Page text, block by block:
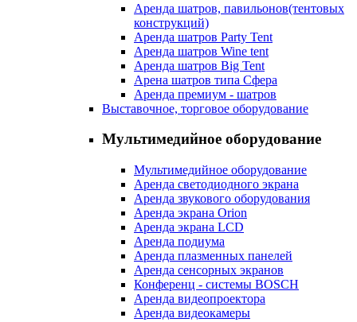
Аренда шатров, павильонов(тентовых
конструкций)
Аренда шатров Party Tent
Аренда шатров Wine tent
Аренда шатров Big Tent
Арена шатров типа Сфера
Аренда премиум - шатров
Выставочное, торговое оборудование
Мультимедийное оборудование
Мультимедийное оборудование
Аренда светодиодного экрана
Аренда звукового оборудования
Аренда экрана Orion
Аренда экрана LCD
Аренда подиума
Аренда плазменных панелей
Аренда сенсорных экранов
Конференц - системы BOSCH
Аренда видеопроектора
Аренда видеокамеры